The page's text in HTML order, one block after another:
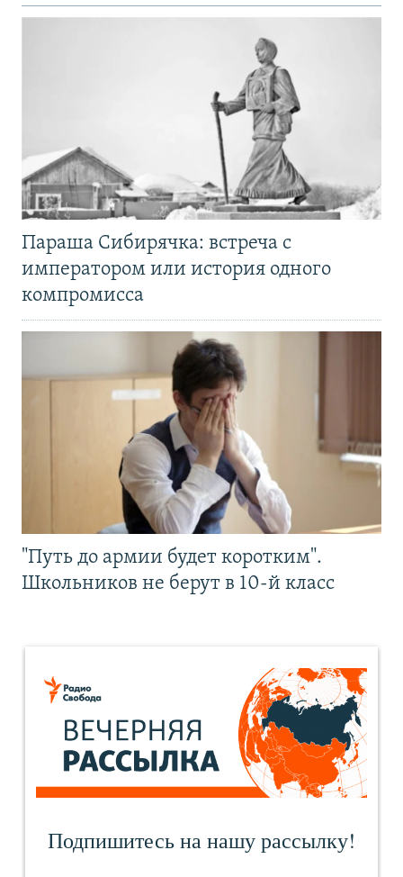
Параша Сибирячка: встреча с
императором или история одного
компромисса
"Путь до армии будет коротким".
Школьников не берут в 10-й класс